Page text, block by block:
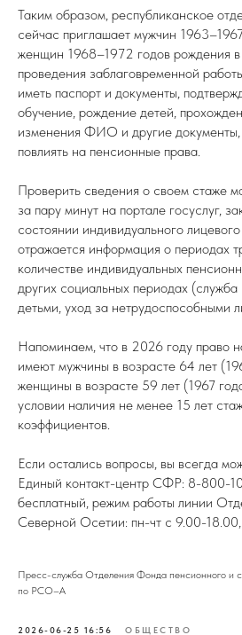
Таким образом, республиканское
сейчас приглашает мужчин
женщин 1968–1972 годов рождения в
проведения заблаговременной
иметь паспорт и документы,
обучение, рождение детей,
изменения ФИО и другие документы,
повлиять на пенсионные права.
Проверить сведения о своем стаже
за пару минут на портале госуслуг,
состоянии индивидуального
отражается информация о периодах
количестве индивидуальных
других социальных периодах
детьми, уход за нетрудоспособными
Напоминаем, что в 2026 году право
имеют мужчины в возрасте 64 лет
женщины в возрасте 59 лет (1967
условии наличия не менее 15 лет
коэффициентов.
Если остались вопросы, вы всегда
Единый контакт-центр СФР: 8-800-
бесплатный, режим работы линии
Северной Осетии: пн-чт с 9.00-
Пресс-служба Отделения Фонда пенсионного и
по РСО–А
2026-06-25 16:56 ОБЩЕСТВО